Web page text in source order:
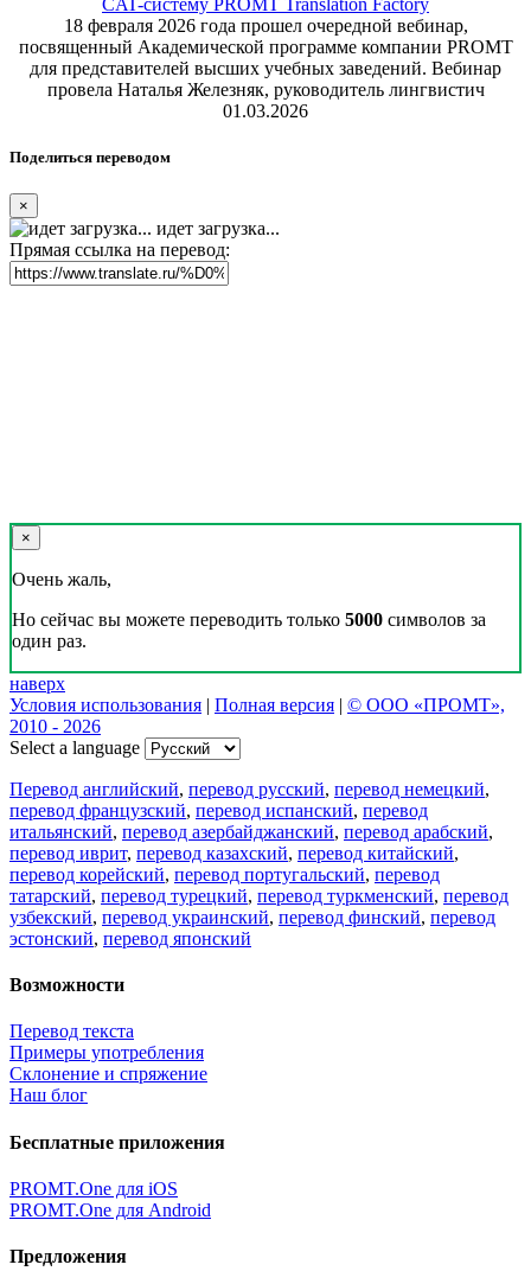
18 февраля 2026 года прошел очередной вебинар,
посвященный Академической программе компании PROMT
для представителей высших учебных заведений. Вебинар
провела Наталья Железняк, руководитель лингвистич
01.03.2026
Поделиться переводом
×
идет загрузка...
Прямая ссылка на перевод:
×
Очень жаль,
Но сейчас вы можете переводить только 5000 символов за
один раз.
наверх
Условия использования | Полная версия | © ООО «ПРОМТ»,
2010 - 2026
Select a language
Перевод английский, перевод русский, перевод немецкий,
перевод французский, перевод испанский, перевод
итальянский, перевод азербайджанский, перевод арабский,
перевод иврит, перевод казахский, перевод китайский,
перевод корейский, перевод португальский, перевод
татарский, перевод турецкий, перевод туркменский, перевод
узбекский, перевод украинский, перевод финский, перевод
эстонский, перевод японский
Возможности
Перевод текста
Примеры употребления
Склонение и спряжение
Наш блог
Бесплатные приложения
PROMT.One для iOS
PROMT.One для Android
Предложения